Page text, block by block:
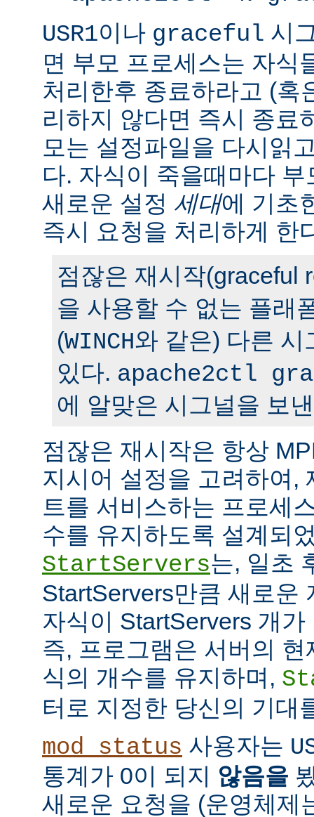
USR1이나 graceful 시
면 부모 프로세스는 자식
처리한후 종료하라고 (혹
리하지 않다면 즉시 종료
모는 설정파일을 다시읽
다. 자식이 죽을때마다
새로운 설정 세대에 기초
즉시 요청을 처리하게 한
점잖은 재시작(graceful
을 사용할 수 없는 플래
(WINCH와 같은) 다른 시
있다. apache2ctl
에 알맞은 시그널을 보
점잖은 재시작은 항상
지시어 설정을 고려하여,
트를 서비스하는 프로세
수를 유지하도록 설계되
StartServers는, 일초
StartServers만큼 새로운
자식이 StartServers 개
즉, 프로그램은 서버의
식의 개수를 유지하며,
터로 지정한 당신의 기대
mod_status 사용자는
통계가 0이 되지 않음을
새로운 요청을 (운영체제